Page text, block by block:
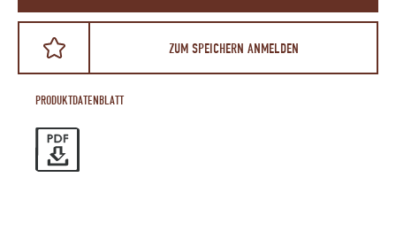
ZUM SPEICHERN ANMELDEN
PRODUKTDATENBLATT